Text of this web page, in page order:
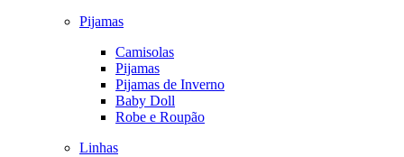
Pijamas
Camisolas
Pijamas
Pijamas de Inverno
Baby Doll
Robe e Roupão
Linhas